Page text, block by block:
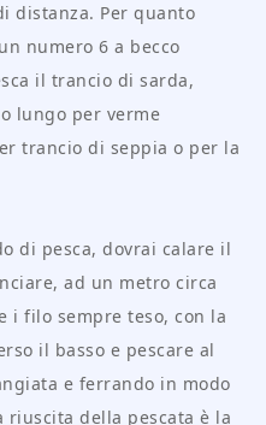
distanza. Per quanto
numero 6 a becco
il trancio di sarda,
lungo per verme
trancio di seppia o per la
di pesca, dovrai calare il
ad un metro circa
i filo sempre teso, con la
il basso e pescare al
e ferrando in modo
riuscita della pescata è la